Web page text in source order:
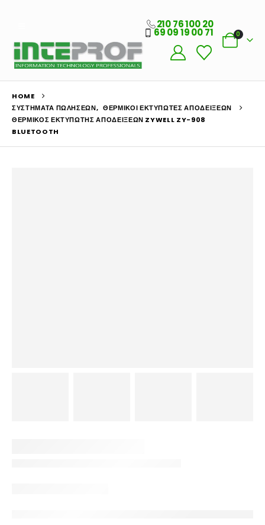
210 76 100 20
69 09 19 00 71 0
HOME
ΣΥΣΤΉΜΑΤΑ ΠΩΛΉΣΕΩΝ, ΘΕΡΜΙΚΟΊ ΕΚΤΥΠΩΤΈΣ ΑΠΟΔΕΊΞΕΩΝ
ΘΕΡΜΙΚΌΣ ΕΚΤΥΠΩΤΉΣ ΑΠΟΔΕΊΞΕΩΝ ZYWELL ZY-908
BLUETOOTH